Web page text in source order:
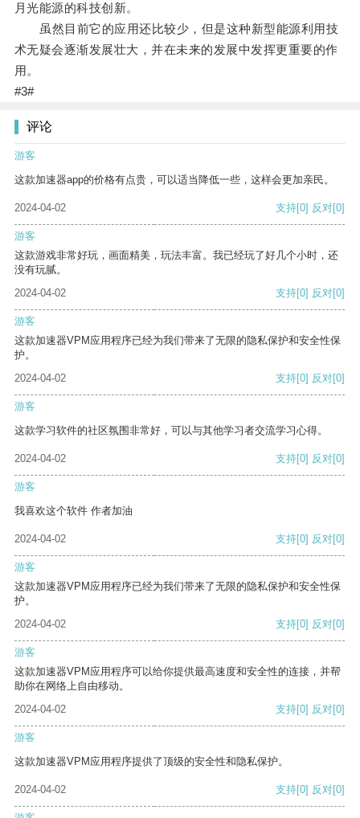
月光能源的科技创新。
虽然目前它的应用还比较少，但是这种新型能源利用技
术无疑会逐渐发展壮大，并在未来的发展中发挥更重要的作
用。
#3#
评论
游客
这款加速器app的价格有点贵，可以适当降低一些，这样会更加亲民。
2024-04-02 支持[0] 反对[0]
游客
这款游戏非常好玩，画面精美，玩法丰富。我已经玩了好几个小时，还
没有玩腻。
2024-04-02
支持[0] 反对[0]
游客
这款加速器VPM应用程序已经为我们带来了无限的隐私保护和安全性保
护。
2024-04-02
支持[0] 反对[0]
游客
这款学习软件的社区氛围非常好，可以与其他学习者交流学习心得。
2024-04-02 支持[0] 反对[0]
游客
我喜欢这个软件 作者加油
2024-04-02 支持[0] 反对[0]
游客
这款加速器VPM应用程序已经为我们带来了无限的隐私保护和安全性保
护。
2024-04-02
支持[0] 反对[0]
游客
这款加速器VPM应用程序可以给你提供最高速度和安全性的连接，并帮
助你在网络上自由移动。
2024-04-02
支持[0] 反对[0]
游客
这款加速器VPM应用程序提供了顶级的安全性和隐私保护。
2024-04-02 支持[0] 反对[0]